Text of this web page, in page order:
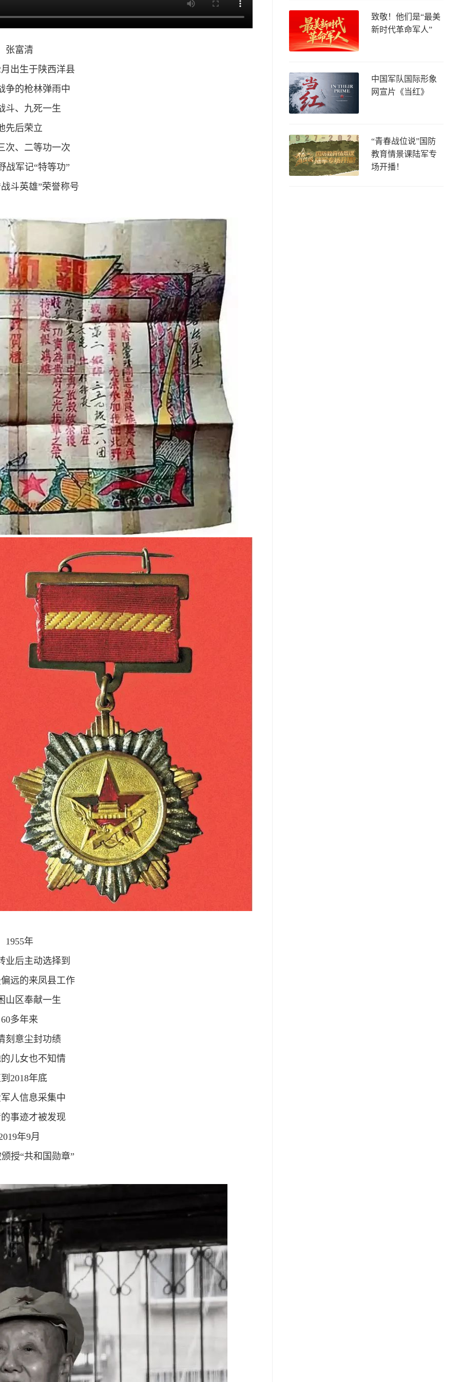
张富清
月出生于陕西洋县
争的枪林弹雨中
斗、九死一生
先后荣立
次、二等功一次
战军记“特等功”
斗英雄”荣誉称号
1955年
业后主动选择到
远的来凤县工作
山区奉献一生
60多年来
刻意尘封功绩
儿女也不知情
2018年底
人信息采集中
事迹才被发现
年9月
授“共和国勋章”
致敬！他们是“最美
新时代革命军人”
中国军队国际形象
网宣片《当红》
“青春战位说”国防
教育情景课陆军专
场开播！